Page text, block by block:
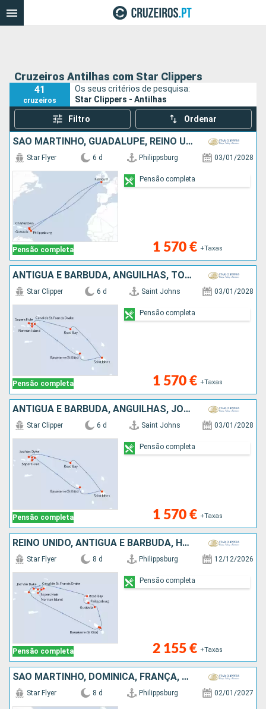
Cruzeiros Antilhas com Star Clippers
41
cruzeiros
Os seus critérios de pesquisa:
Star Clippers - Antilhas
Filtro Ordenar
SÃO MARTINHO, GUADALUPE, REINO UNIDO, FRANÇA
Pensão completa
Star Flyer 6 d Philippsburg 03/01/2028
1 570 € +Taxas
Pensão completa
ANTÍGUA E BARBUDA, ANGUILHAS, TORTOLA, JOST VAN DYKE, NORMAN ISLAND, CANAL SIR FRANCIS DRAKE
Pensão completa
Star Clipper 6 d Saint Johns 03/01/2028
1 570 € +Taxas
Pensão completa
ANTÍGUA E BARBUDA, ANGUILHAS, JOST VAN DYKE, TORTOLA, NORMAN ISLAND, CANAL SIR FRANCIS DRAKE
Pensão completa
Star Clipper 6 d Saint Johns 03/01/2028
1 570 € +Taxas
Pensão completa
REINO UNIDO, ANTÍGUA E BARBUDA, HOLANDA
Pensão completa
Star Flyer 8 d Philippsburg 12/12/2026
2 155 € +Taxas
Pensão completa
SÃO MARTINHO, DOMINICA, FRANÇA, GUADALUPE, REINO UNIDO
Star Flyer 8 d Philippsburg 02/01/2027